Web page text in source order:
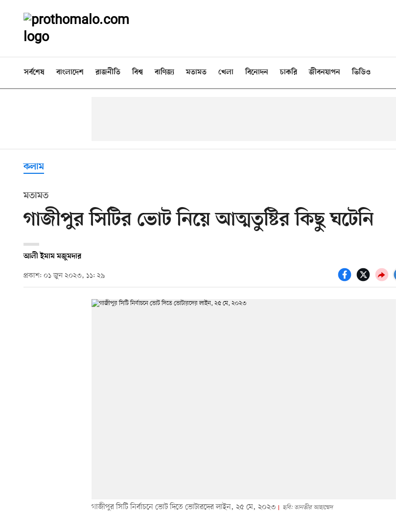
সর্বশেষ বাংলাদেশ রাজনীতি বিশ্ব বাণিজ্য মতামত খেলা বিনোদন চাকরি জীবনযাপন ভিডিও
কলাম
মতামত
গাজীপুর সিটির ভোট নিয়ে আত্মতুষ্টির কিছু ঘটেনি
আলী ইমাম মজুমদার
প্রকাশ: ০১ জুন ২০২৩, ১১: ২৯
গাজীপুর সিটি নির্বাচনে ভোট দিতে ভোটারদের লাইন, ২৫ মে, ২০২৩ ছবি: তানভীর আহাম্মেদ